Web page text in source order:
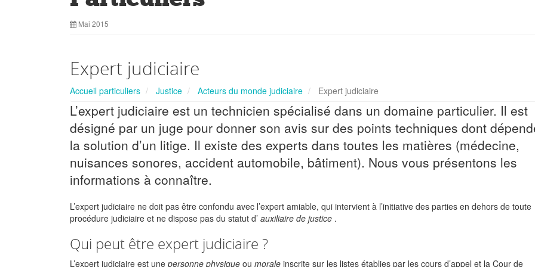
Mai 2015
Expert judiciaire
Accueil particuliers Justice Acteurs du monde judiciaire Expert judiciaire
L’expert judiciaire est un technicien spécialisé dans un domaine particulier. Il est
désigné par un juge pour donner son avis sur des points techniques dont
la solution d’un litige. Il existe des experts dans toutes les matières (médecine,
nuisances sonores, accident automobile, bâtiment). Nous vous présentons les
informations à connaître.
L’expert judiciaire ne doit pas être confondu avec l’expert amiable, qui intervient à l’initiative des parties en dehors de toute
procédure judiciaire et ne dispose pas du statut d’ auxiliaire de justice .
Qui peut être expert judiciaire ?
L’expert judiciaire est une personne physique ou morale inscrite sur les listes établies par les cours d’appel et la Cour de